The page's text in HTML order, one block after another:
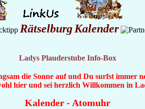
Rätselburg Kalender
Ladys Plauderstube Info-Box
die Sonne auf und Du surfst immer
hier und sei herzlich Willkommen in
Kalender - Atomuhr